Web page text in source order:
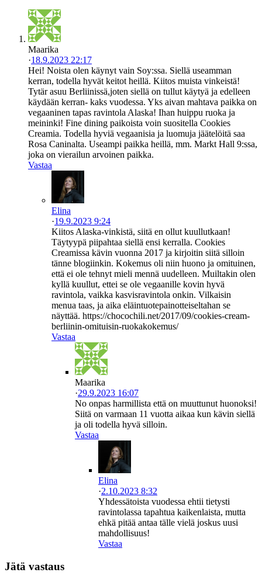
Maarika
·18.9.2023 22:17
Hei! Noista olen käynyt vain Soy:ssa. Siellä useamman
kerran, todella hyvät keitot heillä. Kiitos muista vinkeistä!
Tytär asuu Berliinissä,joten siellä on tullut käytyä ja edelleen
käydään kerran- kaks vuodessa. Yks aivan mahtava paikka on
vegaaninen tapas ravintola Alaska! Ihan huippu ruoka ja
meininki! Fine dining paikoista voin suositella Cookies
Creamia. Todella hyviä vegaanisia ja luomuja jäätelöitä saa
Rosa Caninalta. Useampi paikka heillä, mm. Markt Hall 9:ssa,
joka on vierailun arvoinen paikka.
Vastaa
Elina
·19.9.2023 9:24
Kiitos Alaska-vinkistä, siitä en ollut kuullutkaan!
Täytyypä piipahtaa siellä ensi kerralla. Cookies
Creamissa kävin vuonna 2017 ja kirjoitin siitä silloin
tänne blogiinkin. Kokemus oli niin huono ja omituinen,
että ei ole tehnyt mieli mennä uudelleen. Muiltakin olen
kyllä kuullut, ettei se ole vegaanille kovin hyvä
ravintola, vaikka kasvisravintola onkin. Vilkaisin
menua taas, ja aika eläintuotepainotteiseltahan se
näyttää. https://chocochili.net/2017/09/cookies-cream-
berliinin-omituisin-ruokakokemus/
Vastaa
Maarika
·29.9.2023 16:07
No onpas harmillista että on muuttunut huonoksi!
Siitä on varmaan 11 vuotta aikaa kun kävin siellä
ja oli todella hyvä silloin.
Vastaa
Elina
·2.10.2023 8:32
Yhdessätoista vuodessa ehtii tietysti
ravintolassa tapahtua kaikenlaista, mutta
ehkä pitää antaa tälle vielä joskus uusi
mahdollisuus!
Vastaa
Jätä vastaus